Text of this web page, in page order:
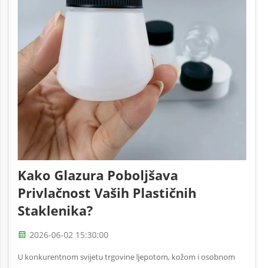
Kako Glazura Poboljšava
Privlačnost Vaših Plastičnih
Staklenika?
2026-06-02 15:30:00
U konkurentnom svijetu trgovine ljepotom, kožom i osobnom